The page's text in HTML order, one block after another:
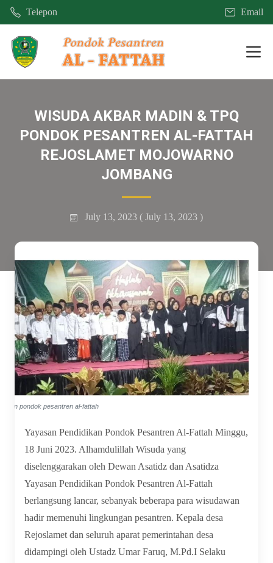
Telepon Email
WISUDA AKBAR MADIN & TPQ
PONDOK PESANTREN AL-FATTAH
REJOSLAMET MOJOWARNO
JOMBANG
July 13, 2023 ( July 13, 2023 )
pondok pesantren al-fattah
Yayasan Pendidikan Pondok Pesantren Al-Fattah Minggu,
18 Juni 2023. Alhamdulillah Wisuda yang
diselenggarakan oleh Dewan Asatidz dan Asatidza
Yayasan Pendidikan Pondok Pesantren Al-Fattah
berlangsung lancar, sebanyak beberapa para wisudawan
hadir memenuhi lingkungan pesantren. Kepala desa
Rejoslamet dan seluruh aparat pemerintahan desa
didampingi oleh Ustadz Umar Faruq, M.Pd.I Selaku